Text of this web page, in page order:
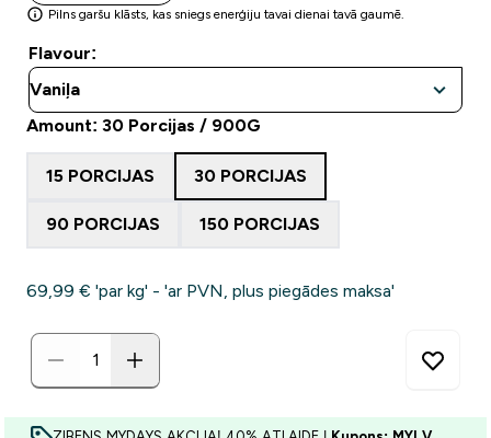
Pilns garšu klāsts, kas sniegs enerģiju tavai dienai tavā gaumē.
Flavour:
Amount: 30 Porcijas / 900G
15 PORCIJAS 30 PORCIJAS
90 PORCIJAS 150 PORCIJAS
69,99 €‎ 'par kg' - 'ar PVN, plus piegādes maksa'